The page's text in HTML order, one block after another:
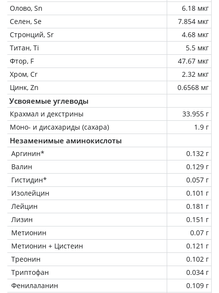
Олово, Sn
6.18 мкг
Селен, Se
7.854 мкг
Стронций, Sr
4.68 мкг
Титан, Ti
5.5 мкг
Фтор, F
47.67 мкг
Хром, Cr
2.32 мкг
Цинк, Zn
0.6568 мг
Усвояемые углеводы
Крахмал и декстрины
33.955 г
Моно- и дисахариды (сахара)
1.9 г
Незаменимые аминокислоты
Аргинин*
0.132 г
Валин
0.129 г
Гистидин*
0.057 г
Изолейцин
0.101 г
Лейцин
0.181 г
Лизин
0.151 г
Метионин
0.07 г
Метионин + Цистеин
0.121 г
Треонин
0.102 г
Триптофан
0.034 г
Фенилаланин
0.109 г